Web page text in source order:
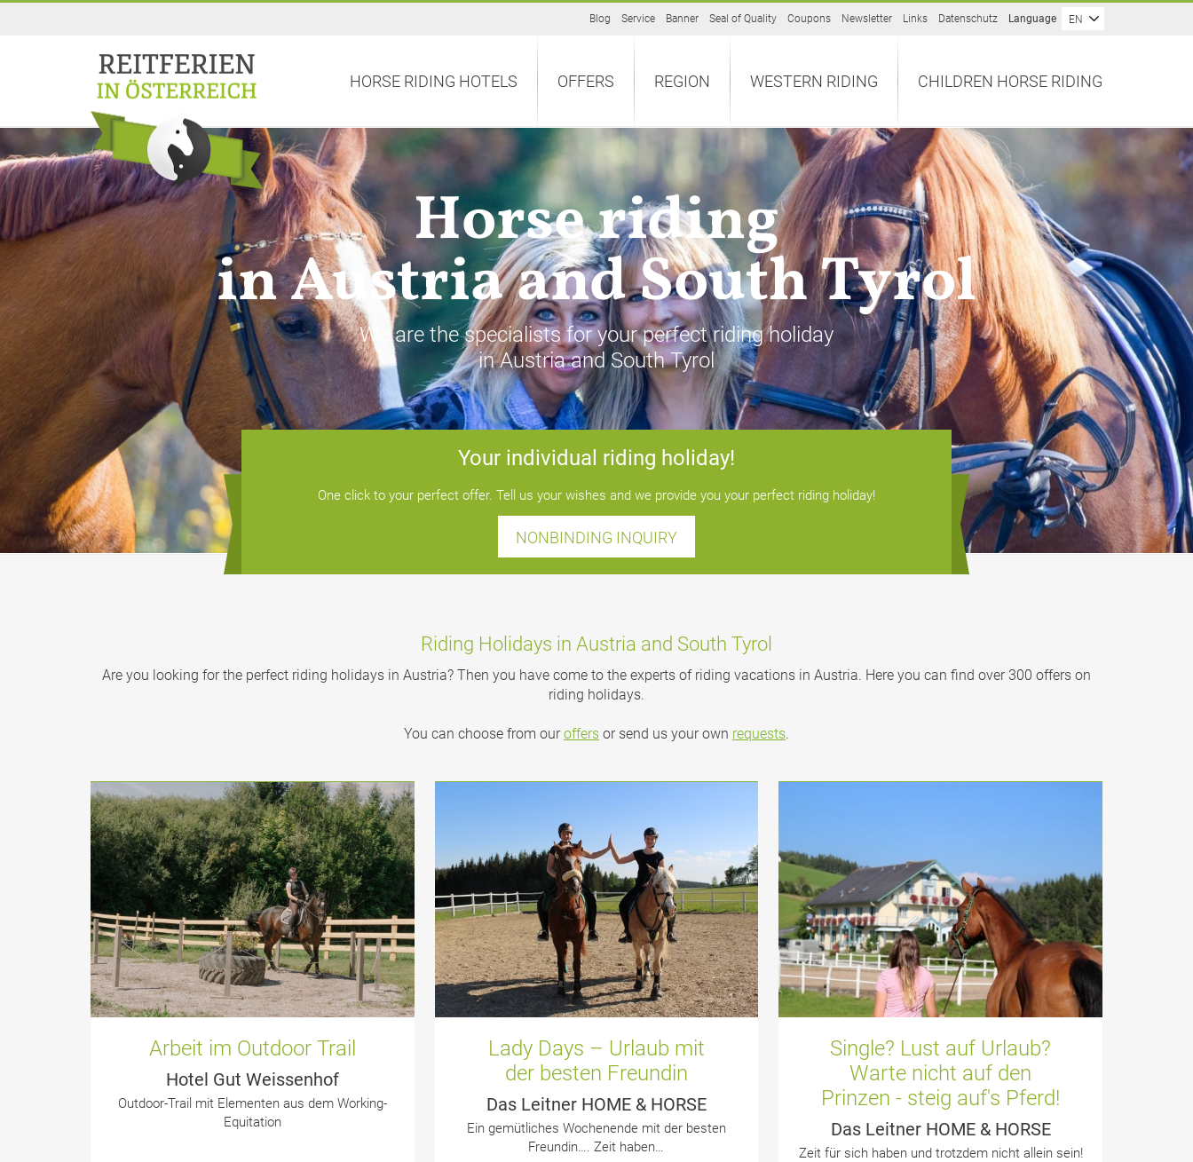
Blog Service Banner Seal of Quality Coupons Newsletter Links Datenschutz Language EN
HORSE RIDING HOTELS OFFERS REGION WESTERN RIDING CHILDREN HORSE RIDING
Horse riding
in Austria and South Tyrol
We are the specialists for your perfect riding holiday
in Austria and South Tyrol
Your individual riding holiday!
One click to your perfect offer. Tell us your wishes and we provide you your perfect riding holiday!
NONBINDING INQUIRY
Riding Holidays in Austria and South Tyrol
Are you looking for the perfect riding holidays in Austria? Then you have come to the experts of riding vacations in Austria. Here you can find over 300 offers on
riding holidays.
You can choose from ouroffers or send us your own requests.
Arbeit im Outdoor Trail
Hotel Gut Weissenhof
Outdoor-Trail mit Elementen aus dem Working-
Equitation
Lady Days – Urlaub mit
der besten Freundin
Das Leitner HOME & HORSE
Ein gemütliches Wochenende mit der besten
Freundin…. Zeit haben…
Single? Lust auf Urlaub?
Warte nicht auf den
Prinzen - steig auf's Pferd!
Das Leitner HOME & HORSE
Zeit für sich haben und trotzdem nicht allein sein!